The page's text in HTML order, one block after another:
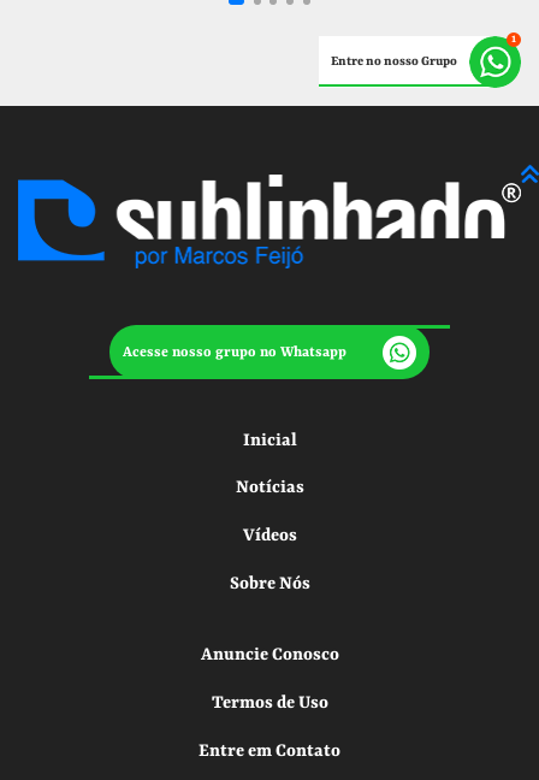
Entre no nosso Grupo
Acesse nosso grupo no Whatsapp
Inicial
Notícias
Vídeos
Sobre Nós
Anuncie Conosco
Termos de Uso
Entre em Contato